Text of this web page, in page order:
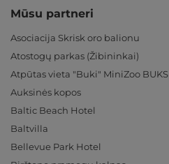
Mūsu partneri
Asociacija Skrisk oro balionu
Atostogų parkas (Žibininkai)
Atpūtas vieta "Buki" MiniZoo BUKS
Auksinės kopos
Baltic Beach Hotel
Baltvilla
Bellevue Park Hotel